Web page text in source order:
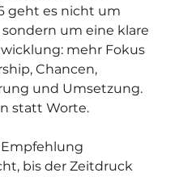
geht es nicht um
um eine klare
mehr Fokus
Chancen,
und Umsetzung.
statt Worte.
bis der Zeitdruck